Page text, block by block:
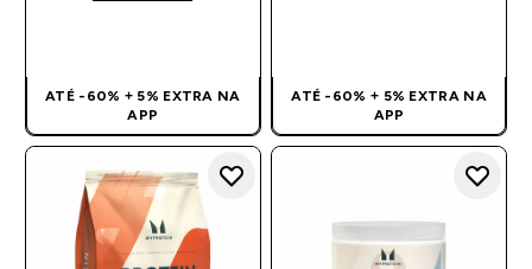
ATÉ -60% + 5% EXTRA NA
APP
ATÉ -60% + 5% EXTRA NA
APP